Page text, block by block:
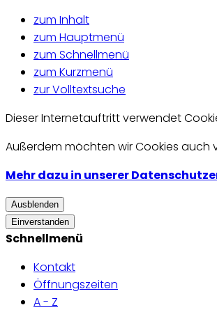
zum Inhalt
zum Hauptmenü
zum Schnellmenü
zum Kurzmenü
zur Volltextsuche
Dieser Internetauftritt verwendet
Außerdem möchten wir Cookies auch
Mehr dazu in unserer
Ausblenden
Einverstanden
Schnellmenü
Kontakt
Öffnungszeiten
A - Z